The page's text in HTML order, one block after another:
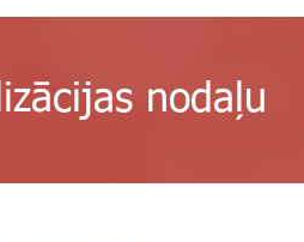
nodaļu